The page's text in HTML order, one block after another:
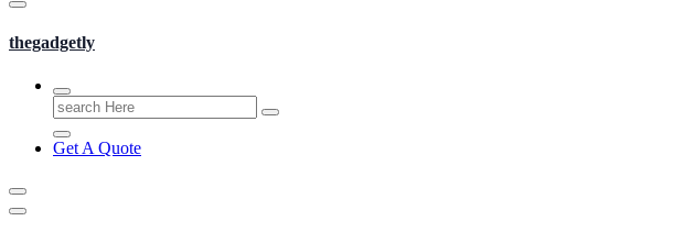
thegadgetly
Search
for:
Get A Quote